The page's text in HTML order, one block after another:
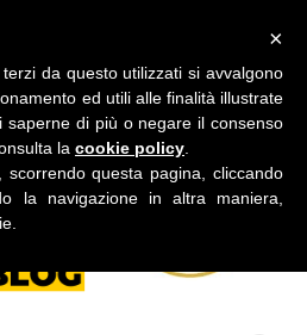
DA VISTA
×
da questo utilizzati si avvalgono
ed utili alle finalità illustrate
saperne di più o negare il consenso
la cookie policy
scorrendo questa pagina, cliccando
la navigazione in altra maniera,